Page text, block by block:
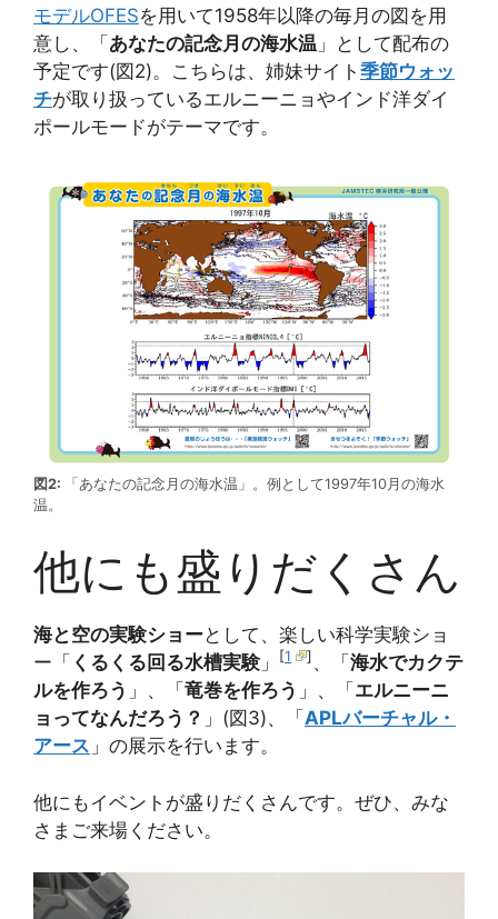
モデルOFESを用いて1958年以降の毎月の図を用
意し、「あなたの記念月の海水温 」として配布の
予定です(図2)。こちらは、姉妹サイト 季節ウォッ
チが取り扱っているエルニーニョやインド洋ダイ
ポールモードがテーマです。
図2:
「あなたの記念月の海水温」。例として1997年10月の海水
温。
他にも盛りだくさん
海と空の実験ショーとして、楽しい科学実験ショ
ー「 くるくる回る水槽実験」 [1 ] 、「 海水でカクテ
ルを作ろう 」、「 竜巻を作ろう 」、「 エルニーニ
ョってなんだろう？ 」(図3)、「 APLバーチャル・
アース 」の展示を行います。
他にもイベントが盛りだくさんです。ぜひ、みな
さまご来場ください。